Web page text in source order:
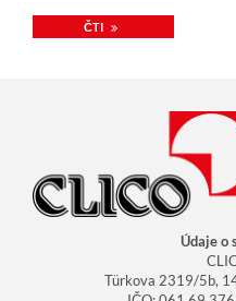
ČTI
Údaje o
Türkova 2319/5b,